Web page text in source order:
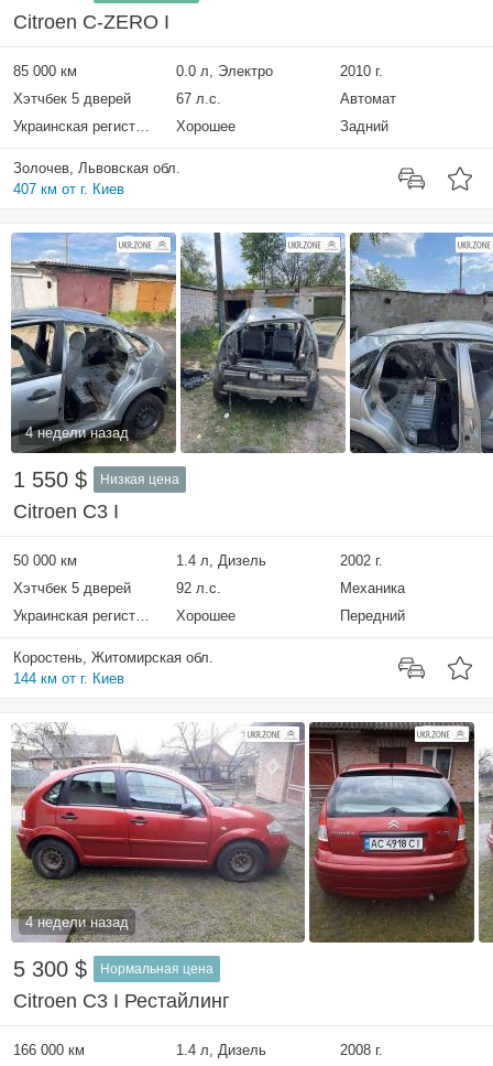
Citroen C-ZERO I
85 000 км 0.0 л, Электро
2010 г.
Хэтчбек 5 дверей
67 л.с.
Автомат
Украинская регистрация
Хорошее Задний
Золочев, Львовская обл.
407 км от г. Киев
4 недели назад
1 550 $ Низкая цена
Citroen C3 I
50 000 км 1.4 л, Дизель
2002 г.
Хэтчбек 5 дверей
92 л.с.
Механика
Украинская регистрация
Хорошее Передний
Коростень, Житомирская обл.
144 км от г. Киев
4 недели назад
5 300 $ Нормальная цена
Citroen C3 I Рестайлинг
166 000 км 1.4 л, Дизель
2008 г.